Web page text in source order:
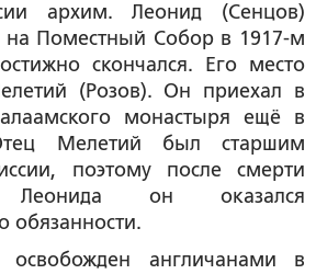
архим. Леонид (Сенцов)
на Поместный Собор в 1917-м
скончался. Его место
(Розов). Он приехал в
монастыря ещё в
Мелетий был старшим
поэтому после смерти
Леонида он оказался
обязанности.
англичанами в